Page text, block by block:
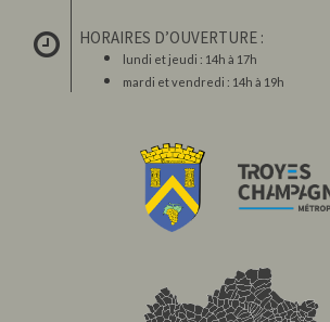
HORAIRES D’OUVERTURE :
lundi et jeudi : 14h à 17h
mardi et vendredi : 14h à 19h